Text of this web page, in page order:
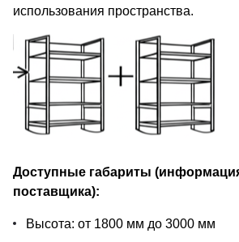
использования пространства.
Доступные габариты
поставщика):
Высота: от 1800 мм до 3000 мм